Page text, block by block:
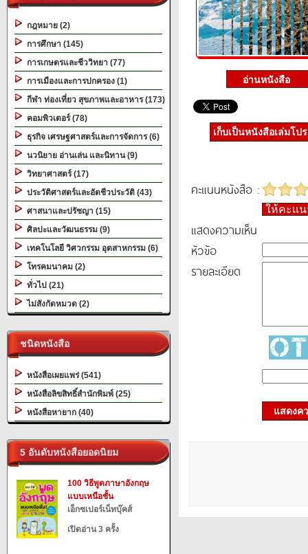
กฎหมาย (2)
การศึกษา (145)
การเกษตรและชีววิทยา (77)
การเมืองและการปกครอง (1)
กีฬา ท่องเที่ยว สุขภาพและอาหาร (173)
คอมพิวเตอร์ (78)
ธุรกิจ เศรษฐศาสตร์และการจัดการ (6)
นวนิยาย อ่านเล่น และนิทาน (9)
วิทยาศาสตร์ (17)
ประวัติศาสตร์และอัตชีวประวัติ (43)
ศาสนาและปรัชญา (15)
ศิลปะและวัฒนธรรม (9)
เทคโนโลยี วิศวกรรม อุตสาหกรรม (6)
โทรคมนาคม (2)
ทั่วไป (21)
ไม่สังกัดหมวด (2)
ชนิดหนังสือ
หนังสือเผยแพร่ (541)
หนังสือลิขสิทธิ์สำนักพิมพ์ (25)
หนังสือหายาก (40)
5 อันดับหนังสือยอดนิยม
100 วิธีพูดภาษาอังกฤษ
แบบเหนือชั้น
เอ็กซเปอร์เน็ทบุ๊คส์
เปิดอ่าน 3 ครั้ง
เก็บเป็นหนังสือเล่มโป
คะแนนหนังสือ :
ให้คะแ
แสดงความเห็น
หัวข้อ
รายละเอียด
แสดงค